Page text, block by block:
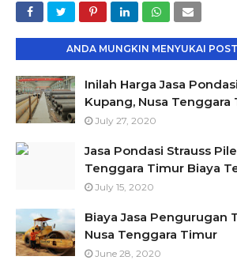
ANDA MUNGKIN MENYUKAI
Inilah Harga Jasa
Kupang, Nusa Tenggara
July 27, 2020
Jasa Pondasi Strauss
Tenggara Timur Biaya
July 15, 2020
Biaya Jasa Pengurugan
Nusa Tenggara Timur
June 28, 2020